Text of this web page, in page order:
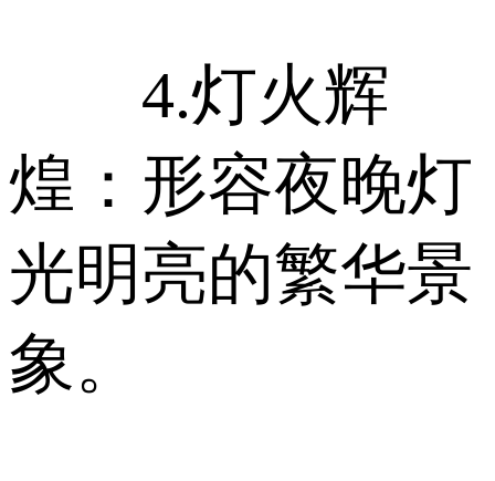
4.灯火辉
煌：形容夜晚灯
光明亮的繁华景
象。